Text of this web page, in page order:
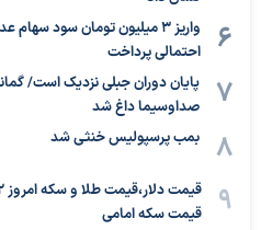
واریز ۳ میلیون تومان سود
احتمالی پرداخت
پایان دوران جبلی نزدیک است/
صداوسیما داغ شد
بمب پرسپولیس خنثی شد
قیمت سکه امامی